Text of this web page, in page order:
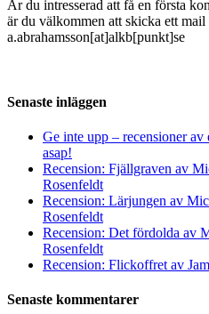
Är du intresserad att få en första
är du välkommen att skicka ett
a.abrahamsson[at]alkb[punkt]se
Senaste inläggen
Ge inte upp – recensioner av
asap!
Recension: Fjällgraven av
Rosenfeldt
Recension: Lärjungen av
Rosenfeldt
Recension: Det fördolda av
Rosenfeldt
Recension: Flickoffret av
Senaste kommentarer